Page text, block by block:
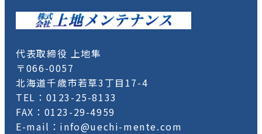
代表取締役 上地隼
〒066-0057
北海道千歳市若草3丁目17-4
TEL：0123-25-8133
FAX：0123-29-4959
E-mail：info@uechi-mente.com